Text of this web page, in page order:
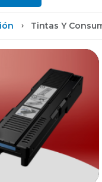
Tintas Y